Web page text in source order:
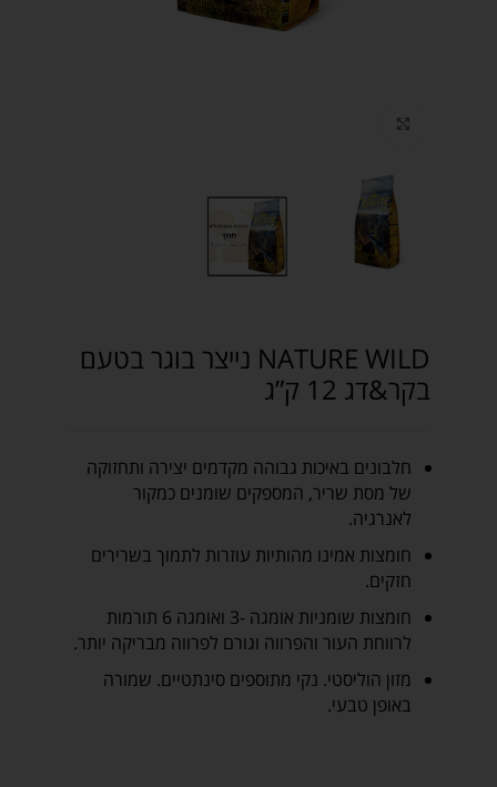
NATURE WILD נייצר בוגר בטעם
בקר&דג 12 ק”ג
חלבונים באיכות גבוהה מקדמים יצירה ותחזוקה
של מסת שריר, המספקים שומנים כמקור
לאנרגיה.
חומצות אמינו מהותיות עוזרות לתמוך בשרירים
חזקים.
חומצות שומניות אומגה -3 ואומגה 6 תורמות
לרווחת העור והפרווה וגורם לפרווה מבריקה יותר.
מזון הוליסטי. נקי מתוספים סינתטיים. שמורה
באופן טבעי.